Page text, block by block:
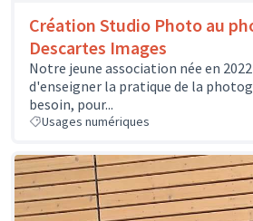
Création Studio Photo au
Descartes Images
Notre jeune association née en
d'enseigner la pratique de la
besoin, pour...
Usages numériques